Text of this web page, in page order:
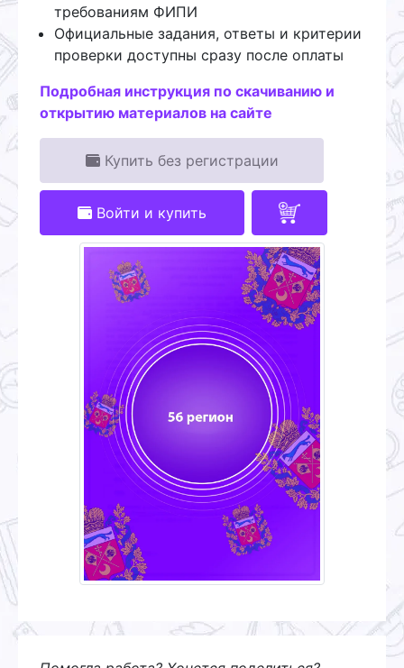
требованиям ФИПИ
Официальные задания, ответы и критерии
проверки доступны сразу после оплаты
Подробная инструкция по скачиванию и
открытию материалов на сайте
Купить без регистрации
Войти и купить